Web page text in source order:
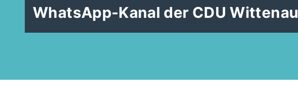
WhatsApp-Kanal der CDU Wittenau